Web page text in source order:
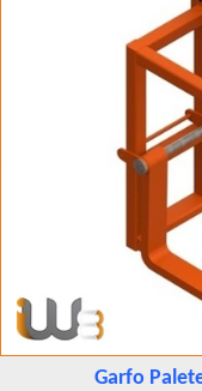
Garfo